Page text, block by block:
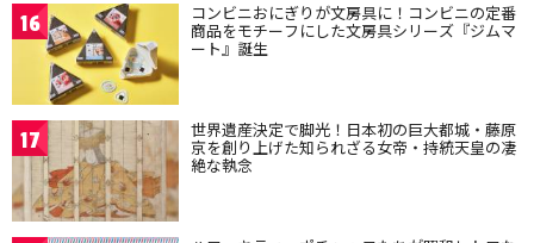
16 コンビニおにぎりが文房具に！コンビニの定番
商品をモチーフにした文房具シリーズ『ジムマ
ート』誕生
17 世界遺産決定で脚光！日本初の巨大都城・藤原
京を創り上げた知られざる女帝・持統天皇の凄
絶な執念